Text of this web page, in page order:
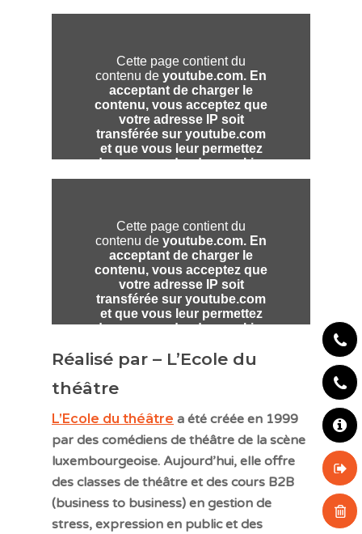
Réalisé par – L’Ecole du
théâtre
L’Ecole du théâtre a été créée en 1999
par des comédiens de théâtre de la scène
luxembourgeoise. Aujourd’hui, elle offre
des classes de théâtre et des cours B2B
(business to business) en gestion de
stress, expression en public et des
Je suis violent
Je vois de la
Actualités
Aide – Liste des
Convention
Liens utiles
Types de violence
Toolbox
Helpline
CNVV
Sortie vers Google